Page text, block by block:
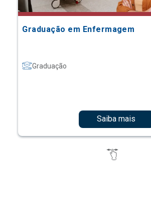
Graduação em Enfermagem
Graduação
Saiba mais